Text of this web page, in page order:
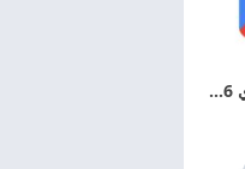
تحميل جوجل بلاي 2026 Google Play اخر اصدار